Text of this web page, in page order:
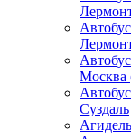
Москва
Суздаль
Агидель